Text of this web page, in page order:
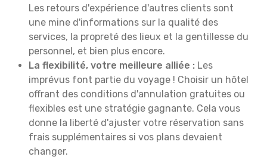
Les retours d'expérience d'autres clients sont
une mine d'informations sur la qualité des
services, la propreté des lieux et la gentillesse du
personnel, et bien plus encore.
La flexibilité, votre meilleure alliée : Les
imprévus font partie du voyage ! Choisir un hôtel
offrant des conditions d'annulation gratuites ou
flexibles est une stratégie gagnante. Cela vous
donne la liberté d'ajuster votre réservation sans
frais supplémentaires si vos plans devaient
changer.